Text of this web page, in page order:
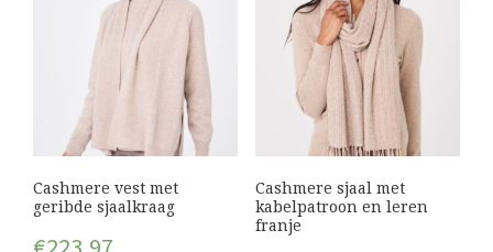
Cashmere vest met
geribde sjaalkraag
Cashmere sjaal met
kabelpatroon en leren
franje